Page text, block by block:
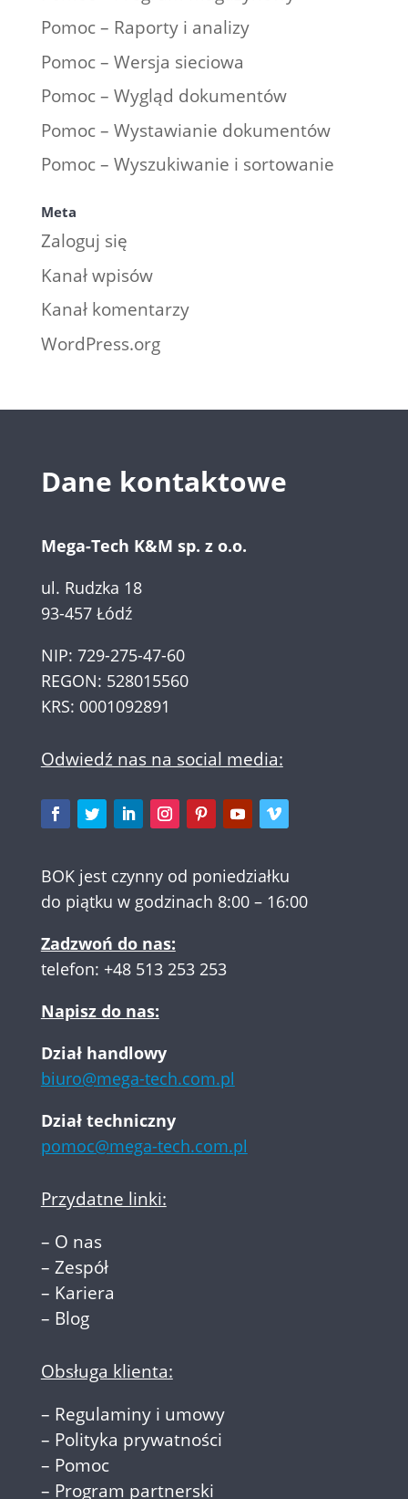
Pomoc – Raporty i analizy
Pomoc – Wersja sieciowa
Pomoc – Wygląd dokumentów
Pomoc – Wystawianie dokumentów
Pomoc – Wyszukiwanie i sortowanie
Meta
Zaloguj się
Kanał wpisów
Kanał komentarzy
WordPress.org
Dane kontaktowe
Mega-Tech K&M sp. z o.o.
ul. Rudzka 18
93-457 Łódź
NIP: 729-275-47-60
REGON: 528015560
KRS: 0001092891
Odwiedź nas na social media:
BOK jest czynny od poniedziałku
do piątku w godzinach 8:00 – 16:00
Zadzwoń do nas:
telefon: +48 513 253 253
Napisz do nas:
Dział handlowy
biuro@mega-tech.com.pl
Dział techniczny
pomoc@mega-tech.com.pl
Przydatne linki:
– O nas
– Zespół
– Kariera
– Blog
Obsługa klienta:
– Regulaminy i umowy
– Polityka prywatności
– Pomoc
– Program partnerski